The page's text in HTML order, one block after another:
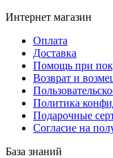
Интернет магазин
Оплата
Доставка
Помощь при
Возврат и
Политика
Подарочные
Согласие на
База знаний